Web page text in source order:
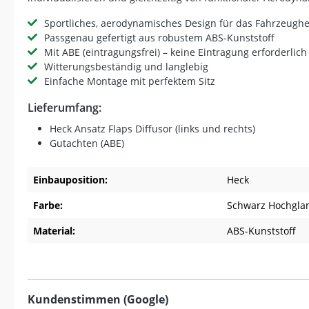
Sportliches, aerodynamisches Design für das
Passgenau gefertigt aus robustem ABS-Kunststoff
Mit ABE (eintragungsfrei) – keine Eintragung erforderlich
Witterungsbeständig und langlebig
Einfache Montage mit perfektem Sitz
Lieferumfang:
Heck Ansatz Flaps Diffusor (links und rechts)
Gutachten (ABE)
Einbauposition:
Heck
Farbe:
Schwarz
Material:
ABS-Kunststoff
Kundenstimmen (Google)